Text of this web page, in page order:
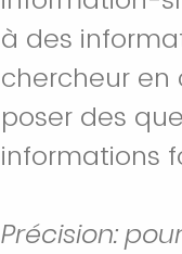
à des
chercheur en
poser des
informations
Précision: